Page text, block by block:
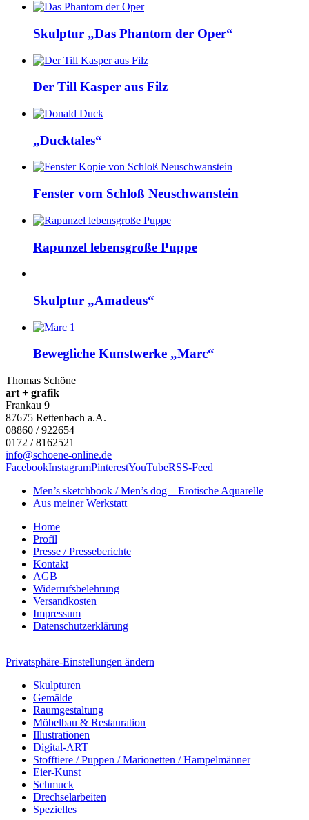
Skulptur „Das Phantom der Oper“
Der Till Kasper aus Filz
„Ducktales“
Fenster vom Schloß Neuschwanstein
Rapunzel lebensgroße Puppe
Skulptur „Amadeus“
Bewegliche Kunstwerke „Marc“
Thomas Schöne
art + grafik
Frankau 9
87675 Rettenbach a.A.
08860 / 922654
0172 / 8162521
info@schoene-online.de
FacebookInstagramPinterestYouTubeRSS-Feed
Men’s sketchbook / Men’s dog – Erotische Aquarelle
Aus meiner Werkstatt
Home
Profil
Presse / Presseberichte
Kontakt
AGB
Widerrufsbelehrung
Versandkosten
Impressum
Datenschutzerklärung
Privatsphäre-Einstellungen ändern
Skulpturen
Gemälde
Raumgestaltung
Möbelbau & Restauration
Illustrationen
Digital-ART
Stofftiere / Puppen / Marionetten / Hampelmänner
Eier-Kunst
Schmuck
Drechselarbeiten
Spezielles